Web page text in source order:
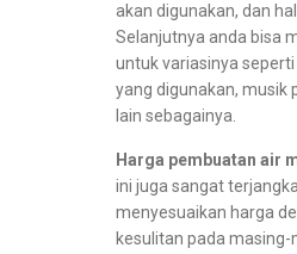
akan digunakan, dan
Selanjutnya anda bisa
untuk variasinya
yang digunakan, musik
lain sebagainya.
Harga pembuatan air
ini juga sangat
menyesuaikan harga
kesulitan pada masing-